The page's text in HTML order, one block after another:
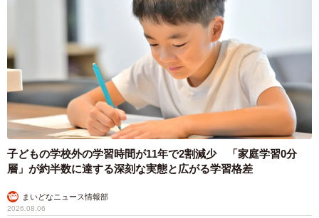
子どもの学校外の学習時間が11年で2割減少 「家庭学習0分
層」が約半数に達する深刻な実態と広がる学習格差
まいどなニュース情報部
2026.08.06